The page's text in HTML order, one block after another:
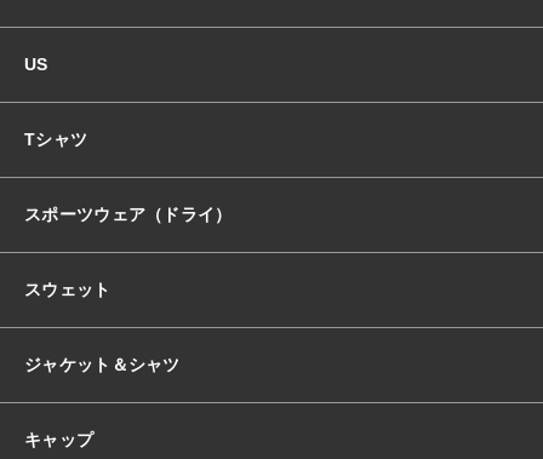
US
Tシャツ
スポーツウェア（ドライ）
スウェット
ジャケット＆シャツ
キャップ